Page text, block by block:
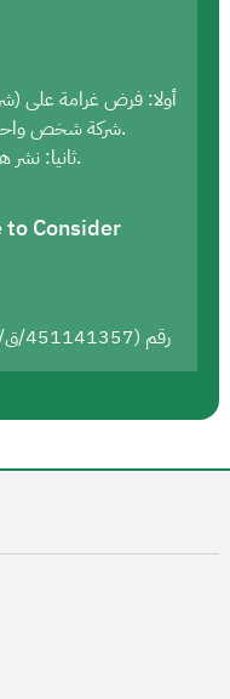
أولا: فرض غرامة على
شركة شخص واحد) بمبلغ قدره (5,000) ريال سعودي.
ثانيا: نشر هذه العقوبة في الموقع الإلكتروني للهيئة.
Consider
رقم (451141357/ق/1446هـ) وتاريخ (09/01/1446هـ)